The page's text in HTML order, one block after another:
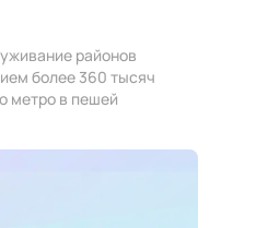
районов
более 360 тысяч
метро в пешей